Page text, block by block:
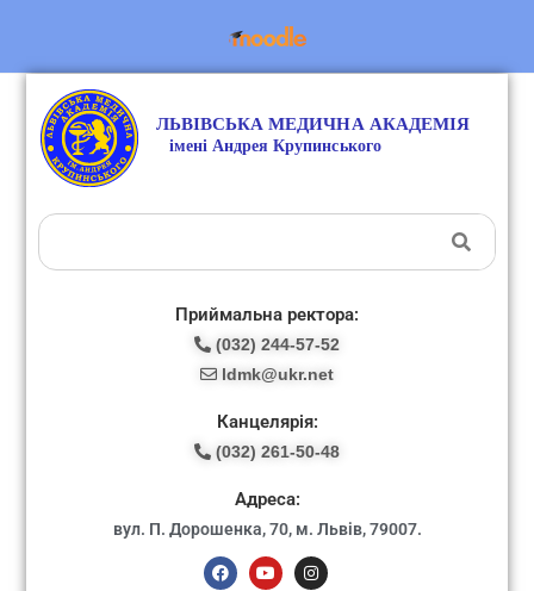
Приймальна ректора:
(032) 244-57-52
ldmk@ukr.net
Канцелярія:
(032) 261-50-48
Адреса:
вул. П. Дорошенка, 70, м. Львів, 79007.